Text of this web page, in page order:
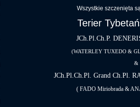
Wszystkie szczenięta
Terier
JCh.Pl.Ch.P.
(WATERLEY TUXEDO &
&
JCh.Pl.Ch.Pl. Grand Ch.Pl.
( FADO Miriobrada &